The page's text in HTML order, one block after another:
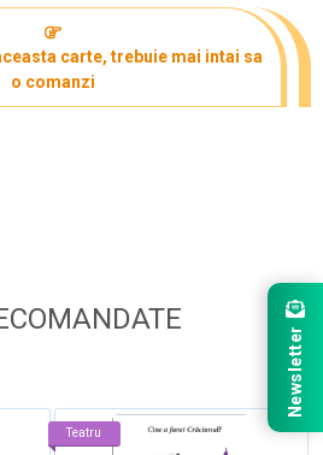
carte, trebuie mai intai sa
o comanzi
Teatru
Newsletter